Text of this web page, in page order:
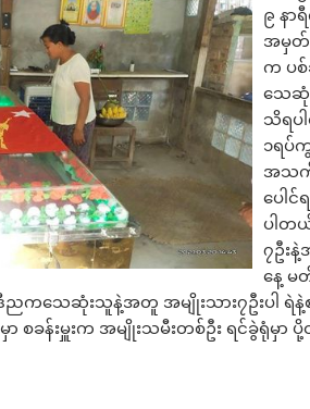
၉ နာ
အမှတ်
က ပ
သေဆုံ
သိရပ
၁ရပ်
အသက်
ပေါ
ပါတ
၇ဦးနဲ့
နေ့ မ
ကသေဆုံးသူနဲ့အတူ အမျိုးသား၇ဦးပါ ရဲနဲ့စ
စခန်းမှူးက အမျိုးသမီးတစ်ဦး​​​ ရင်ခွဲရုံမှာ